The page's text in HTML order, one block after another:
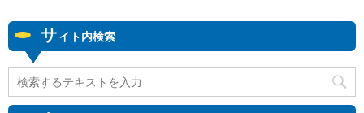
サイト内検索